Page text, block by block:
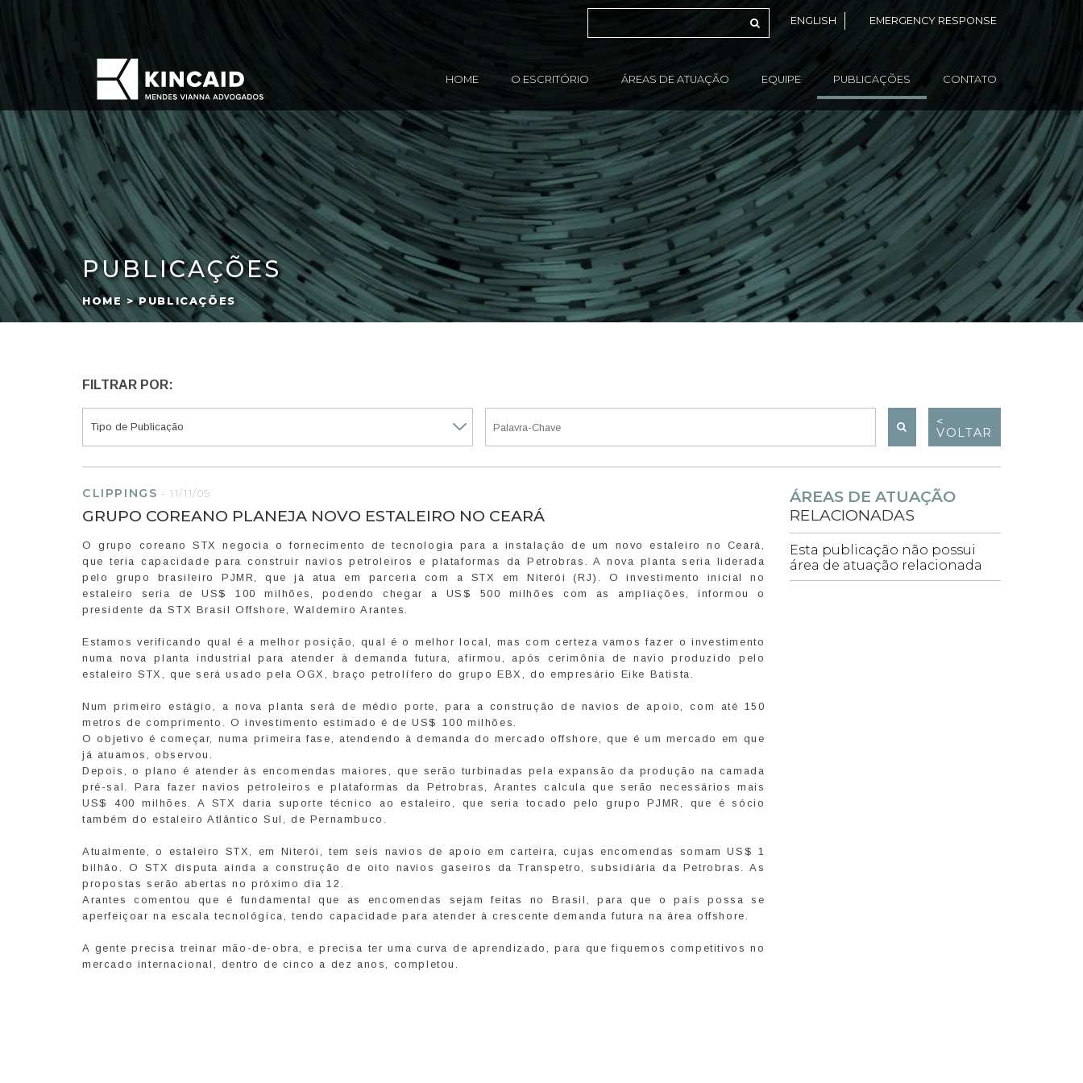
ENGLISH EMERGENCY RESPONSE
HOME O ESCRITÓRIO ÁREAS DE ATUAÇÃO EQUIPE PUBLICAÇÕES CONTATO
PUBLICAÇÕES
HOME > PUBLICAÇÕES
FILTRAR POR:
<
VOLTAR
CLIPPINGS -11/11/09
GRUPO COREANO PLANEJA NOVO ESTALEIRO NO CEARÁ
O grupo coreano STX negocia o fornecimento de tecnologia para a instalação de um novo estaleiro no Ceará,
que teria capacidade para construir navios petroleiros e plataformas da Petrobras. A nova planta seria liderada
pelo grupo brasileiro PJMR, que já atua em parceria com a STX em Niterói (RJ). O investimento inicial no
estaleiro seria de US$ 100 milhões, podendo chegar a US$ 500 milhões com as ampliações, informou o
presidente da STX Brasil Offshore, Waldemiro Arantes.
Estamos verificando qual é a melhor posição, qual é o melhor local, mas com certeza vamos fazer o investimento
numa nova planta industrial para atender à demanda futura, afirmou, após cerimônia de navio produzido pelo
estaleiro STX, que será usado pela OGX, braço petrolífero do grupo EBX, do empresário Eike Batista.
Num primeiro estágio, a nova planta será de médio porte, para a construção de navios de apoio, com até 150
metros de comprimento. O investimento estimado é de US$ 100 milhões.
O objetivo é começar, numa primeira fase, atendendo à demanda do mercado offshore, que é um mercado em que
já atuamos, observou.
Depois, o plano é atender às encomendas maiores, que serão turbinadas pela expansão da produção na camada
pré-sal. Para fazer navios petroleiros e plataformas da Petrobras, Arantes calcula que serão necessários mais
US$ 400 milhões. A STX daria suporte técnico ao estaleiro, que seria tocado pelo grupo PJMR, que é sócio
também do estaleiro Atlântico Sul, de Pernambuco.
Atualmente, o estaleiro STX, em Niterói, tem seis navios de apoio em carteira, cujas encomendas somam US$ 1
bilhão. O STX disputa ainda a construção de oito navios gaseiros da Transpetro, subsidiária da Petrobras. As
propostas serão abertas no próximo dia 12.
Arantes comentou que é fundamental que as encomendas sejam feitas no Brasil, para que o país possa se
aperfeiçoar na escala tecnológica, tendo capacidade para atender à crescente demanda futura na área offshore.
A gente precisa treinar mão-de-obra, e precisa ter uma curva de aprendizado, para que fiquemos competitivos no
mercado internacional, dentro de cinco a dez anos, completou.
ÁREAS DE ATUAÇÃO
RELACIONADAS
Esta publicação não possui
área de atuação relacionada